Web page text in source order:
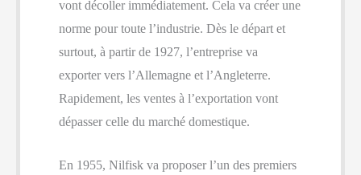
vont décoller immédiatement. Cela va créer une
norme pour toute l’industrie. Dès le départ et
surtout, à partir de 1927, l’entreprise va
exporter vers l’Allemagne et l’Angleterre.
Rapidement, les ventes à l’exportation vont
dépasser celle du marché domestique.
En 1955, Nilfisk va proposer l’un des premiers